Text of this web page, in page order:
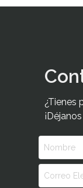
¿Tienes